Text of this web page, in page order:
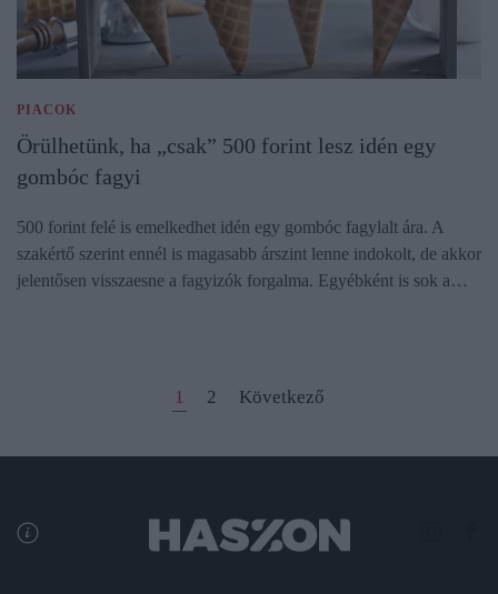
PIACOK
Örülhetünk, ha „csak” 500 forint lesz idén egy
gombóc fagyi
500 forint felé is emelkedhet idén egy gombóc fagylalt ára. A
szakértő szerint ennél is magasabb árszint lenne indokolt, de akkor
jelentősen visszaesne a fagyizók forgalma. Egyébként is sok a…
1 2 Következő